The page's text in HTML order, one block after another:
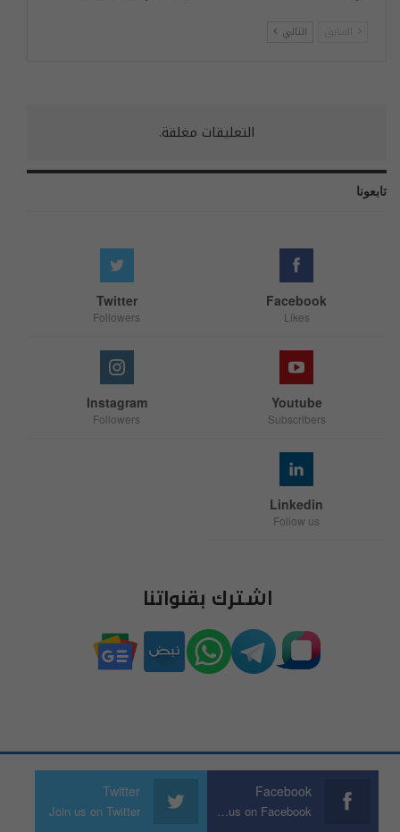
التالي
التعليقات مغلقة.
تابعونا
Facebook
Likes
Twitter
Followers
Youtube
Subscribers
Instagram
Followers
Linkedin
Follow us
اشترك بقنواتنا
Facebook
Join us on Facebook
Twitter
Join us on Twitter